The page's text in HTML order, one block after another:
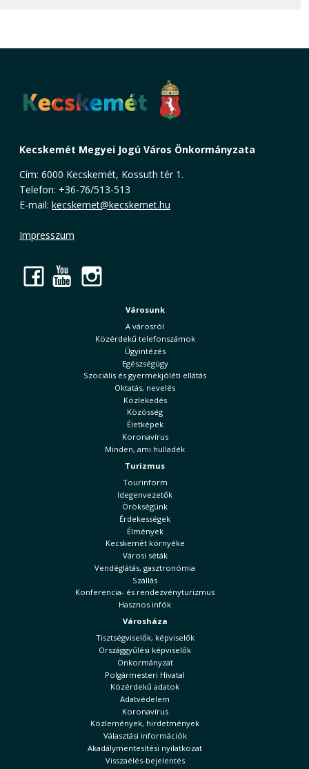
Kecskemét Megyei Jogú Város Önkormányzata
Cím: 6000 Kecskemét, Kossuth tér 1.
Telefon: +36-76/513-513
E-mail: kecskemet@kecskemet.hu
Impresszum
Facebook
YouTube
Városunk
A városról
Közérdekű telefonszámok
Ügyintézés
Egészségügy
Szociális és gyermekjóléti ellátás
Oktatás, nevelés
Közlekedés
Közösség
Életképek
Koronavírus
Minden, ami hulladék
Turizmus
Tourinform
Idegenvezetők
Örökségünk
Érdekességek
Élmények
Kecskemét környéke
Városi séták
Vendéglátás, gasztronómia
Szállás
Konferencia- és rendezvényturizmus
Hasznos infók
Városháza
Tisztségviselők, képviselők
Országgyűlési képviselők
Önkormányzat
Polgármesteri Hivatal
Közérdekű adatok
Adatvédelem
Koronavírus
Közlemények, hirdetmények
Választási információk
Akadálymentesítési nyilatkozat
Visszaélés-bejelentés